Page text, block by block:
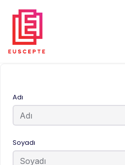
Adı
Soyadı